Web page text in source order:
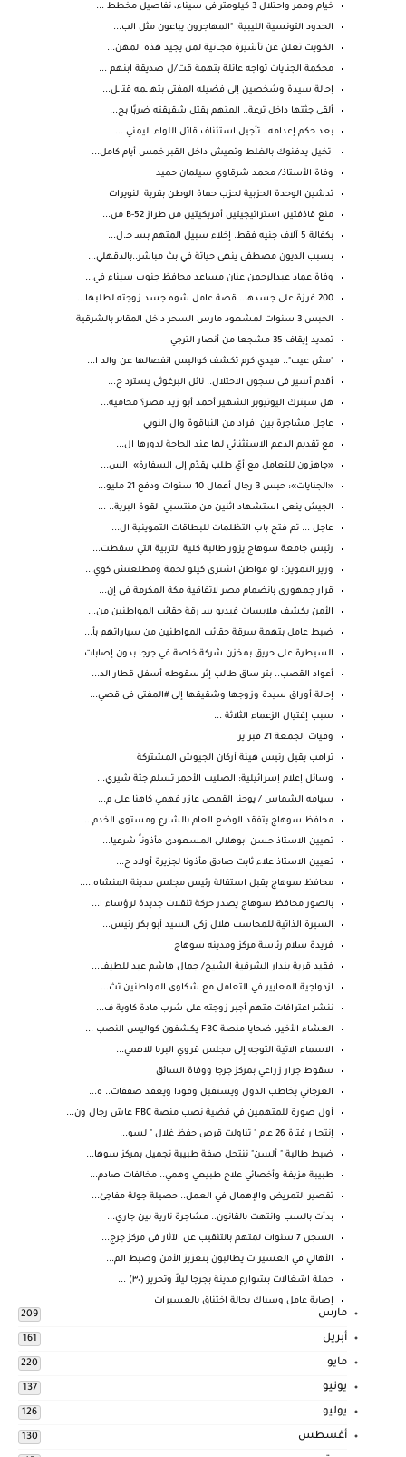
خيام وممر واحتلال 3 كيلومتر فى سيناء، تفاصيل مخطط ...
الحدود التونسية الليبية: "المهاجرون يباعون مثل الب...
الكـويت تعلن عن تأشيرة مجــانية لمن يجيد هذه المهن...
محكمة الجنايات تواجه عائلة بتهمة قت/ل صديقة ابنهم ...
إحالة سيدة وشخصين إلى فضيله المفتى بتهـ ـمه قتـ ـل...
ألقى جثتها داخل ترعة.. المتهم بقتل شقيقته ضربًا بح...
بعد حكم إعدامه.. تأجيل استئناف قاتل اللواء اليمني ...
تخيل يدفنوك بالغلط وتعيش داخل القبر خمس أيام كامل...
وفاة الأستاذ/ محمد شرقاوي سيلمان حميد
تدشين الوحدة الحزبية لحزب حماة الوطن بقرية النويرات
منع قاذفتين استراتيجيتين أمريكيتين من طراز B-52 من...
بكفالة 5 آلاف جنيه فقط. إخلاء سبيل المتهم بسـ حـ.ل...
بسبب الديون مصطفى ينهى حياتة في بث مباشر..بالدقهلي...
وفاة عماد عبدالرحمن عنان مساعد محافظ جنوب سيناء في...
200 غرزة على جسدها.. قصة عامل شوه جسد زوجته لطلبها...
الحبس 3 سنوات لمشعوذ مارس السحر داخل المقابر بالشرقية
تمديد إيقاف 35 مشجعا من أنصار الترجي
"مش عيب".. هيدي كرم تكشف كواليس انفصالها عن والد ا...
أقدم أسير فى سجون الاحتلال.. نائل البرغوثى يسترد ح...
هل سيترك اليوتيوبر الشهير أحمد أبو زيد مصر؟ محاميه...
عاجل مشاجرة بين افراد من النباقوة وال النوبي
مع تقديم الدعم الاستثنائي لها عند الحاجة لدورها ال...
«جاهزون للتعامل مع أيّ طلب يقدّم إلى السفارة» الس...
«الجنايات»: حبس 3 رجال أعمال 10 سنوات ودفع 21 مليو...
الجيش ينعى استشهاد اثنين من منتسبي القوة البرية.. ...
عاجل ... تم فتح باب التظلمات للبطاقات التموينية ال...
رئيس جامعة سوهاج يزور طالبة كلية التربية التي سقطت...
وزير التموين: لو مواطن اشترى كيلو لحمة ومطلعتش كوي...
قرار جمهورى بانضمام مصر لاتفاقية مكة المكرمة فى إن...
الأمن يكشف ملابسات فيديو سـ رقة حقائب المواطنين من...
ضبط عامل بتهمة سرقة حقائب المواطنين من سياراتهم بأ...
السيطرة على حريق بمخزن شركة خاصة في جرجا بدون إصابات
أعواد القصب.. بتر ساق طالب إثر سقوطه أسفل قطار الد...
إحالة أوراق سيدة وزوجها وشقيقها إلى #المفتى فى قضي...
سبب إغتيال الزعماء الثلاثة ...
وفيات الجمعة 21 فبراير
ترامب يقيل رئيس هيئة أركان الجيوش المشتركة
وسائل إعلام إسرائيلية: الصليب الأحمر تسلم جثة شيري...
سيامه الشماس / يوحنا القمص عازر فهمي كاهنا على م...
محافظ سوهاج يتفقد الوضع العام بالشارع ومستوى الخدم...
تعيين الاستاذ حسن ابوهلالى المسعودى مأذوناً شرعيا...
تعيين الاستاذ علاء ثابت صادق مأذونا لجزيرة أولاد ح...
محافظ سوهاج يقبل استقالة رئيس مجلس مدينة المنشاه.....
بالصور محافظ سوهاج يصدر حركة تنقلات جديدة لرؤساء ا...
السيرة الذاتية للمحاسب هلال زكي السيد أبو بكر رئيس...
فريدة سلام رئاسة مركز ومدينه سوهاج
فقيد قرية بندار الشرقية الشيخ/ جمال هاشم عبداللطيف...
ازدواجية المعايير في التعامل مع شكاوى المواطنين تث...
ننشر اعترافات متهم أجبر زوجته على شرب مادة كاوية ف...
العشاء الأخير، ضحايا منصة FBC يكشفون كواليس النصب ...
الاسماء الاتية التوجه إلى مجلس قروي البربا للاهمي...
سقوط جرار زراعي بمركز جرجا ووفاة السائق
العرجاني يخاطب الدول ويستقبل وفودا ويعقد صفقات.. ه...
أول صورة للمتهمين في قضية نصب منصة FBC عاش رجال ون...
إنتحـا ر فتاة 26 عام " تناولت قرص حفظ غلال " لسو...
ضبط طالبة " ألسن" تنتحل صفة طبيبة تجميل بمركز سوها...
طبيبة مزيفة وأخصائي علاج طبيعي وهمي.. مخالفات صادم...
تقصير التمريض والإهمال في العمل.. حصيلة جولة مفاجئ...
بدأت بالسب وانتهت بالقانون.. مشاجرة نارية بين جاري...
السجن 7 سنوات لمتهم بالتنقيب عن الآثار فى مركز جرج...
الأهالي في العسيرات يطالبون بتعزيز الأمن وضبط الم...
حملة اشغالات بشوارع مدينة بجرجا ليلاً وتحرير (٣٠) ...
إصابة عامل وسباك بحالة اختناق بالعسيرات
مارس 209
أبريل 161
مايو 220
يونيو 137
يوليو 126
أغسطس 130